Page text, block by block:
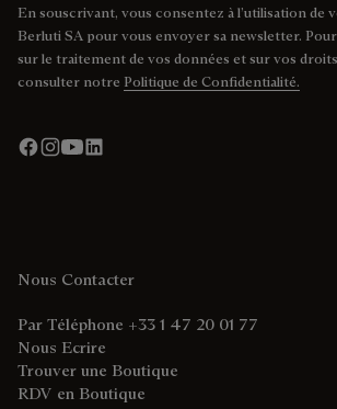
En souscrivant, vous consentez à l’utilisation de
Berluti SA pour vous envoyer sa newsletter.
sur le traitement de vos données et sur vos
consulter notre Politique de Confidentialité.
Nous Contacter
Par Téléphone +33 1 47 20 01 77
Nous Ecrire
Trouver une Boutique
RDV en Boutique